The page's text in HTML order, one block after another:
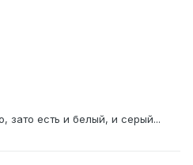
зато есть и белый, и серый...